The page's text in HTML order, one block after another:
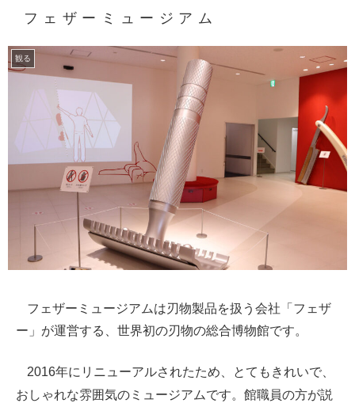
フェザーミュージアム
観る
フェザーミュージアムは刃物製品を扱う会社「フェザ
ー」が運営する、世界初の刃物の総合博物館です。
2016年にリニューアルされたため、とてもきれいで、
おしゃれな雰囲気のミュージアムです。館職員の方が説